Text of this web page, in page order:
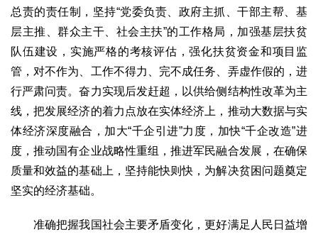
智慧城市
全景中国 智慧旅游 智慧教育 智慧医疗
智慧交通
智慧环保
智慧会客厅 县域经济 城乡建设 乡村振兴
康养
工作动态 康养思语 明星老人 项目介绍
县域经济
成果展示
政策发布 视频播报 工程案例
康养智库
合作伙伴
总责的责任制，坚持“党委负责、政府主抓、干部主帮、基
层主推、群众主干、社会主扶”的工作格局，加强基层扶贫
队伍建设，实施严格的考核评估，强化扶贫资金和项目监
管，对不作为、工作不得力、完不成任务、弄虚作假的，进
行严肃问责。奋力实现后发赶超，以供给侧结构性改革为主
线，把发展经济的着力点放在实体经济上，推动大数据与实
体经济深度融合，加大“千企引进”力度，加快“千企改造”进
度，推动国有企业战略性重组，推进军民融合发展，在确保
质量和效益的基础上，坚持能快则快，为解决贫困问题奠定
坚实的经济基础。
准确把握我国社会主要矛盾变化，更好满足人民日益增